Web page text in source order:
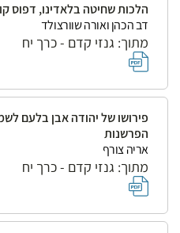
הלכות שחיטה בלאדינו, דפוס
דב הכהן ואורה שוורצולד
מתוך: גנזי קדם - כרך יח
פירושו של יהודה אבן בלעם
הפרשנות
אריה צורף
מתוך: גנזי קדם - כרך יח